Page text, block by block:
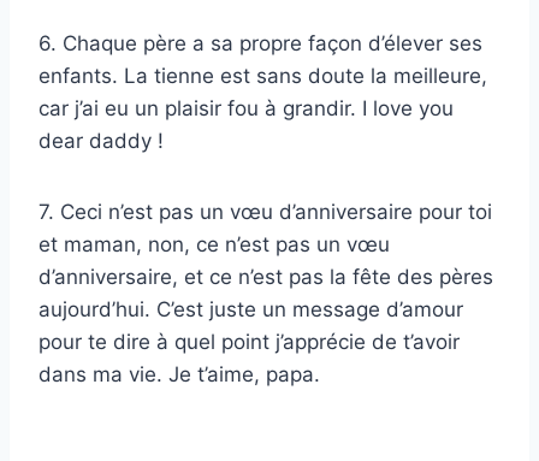
6. Chaque père a sa propre façon d’élever ses
enfants. La tienne est sans doute la meilleure,
car j’ai eu un plaisir fou à grandir. I love you
dear daddy !
7. Ceci n’est pas un vœu d’anniversaire pour toi
et maman, non, ce n’est pas un vœu
d’anniversaire, et ce n’est pas la fête des pères
aujourd’hui. C’est juste un message d’amour
pour te dire à quel point j’apprécie de t’avoir
dans ma vie. Je t’aime, papa.